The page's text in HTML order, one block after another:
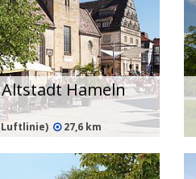
Hameln
27,6 km